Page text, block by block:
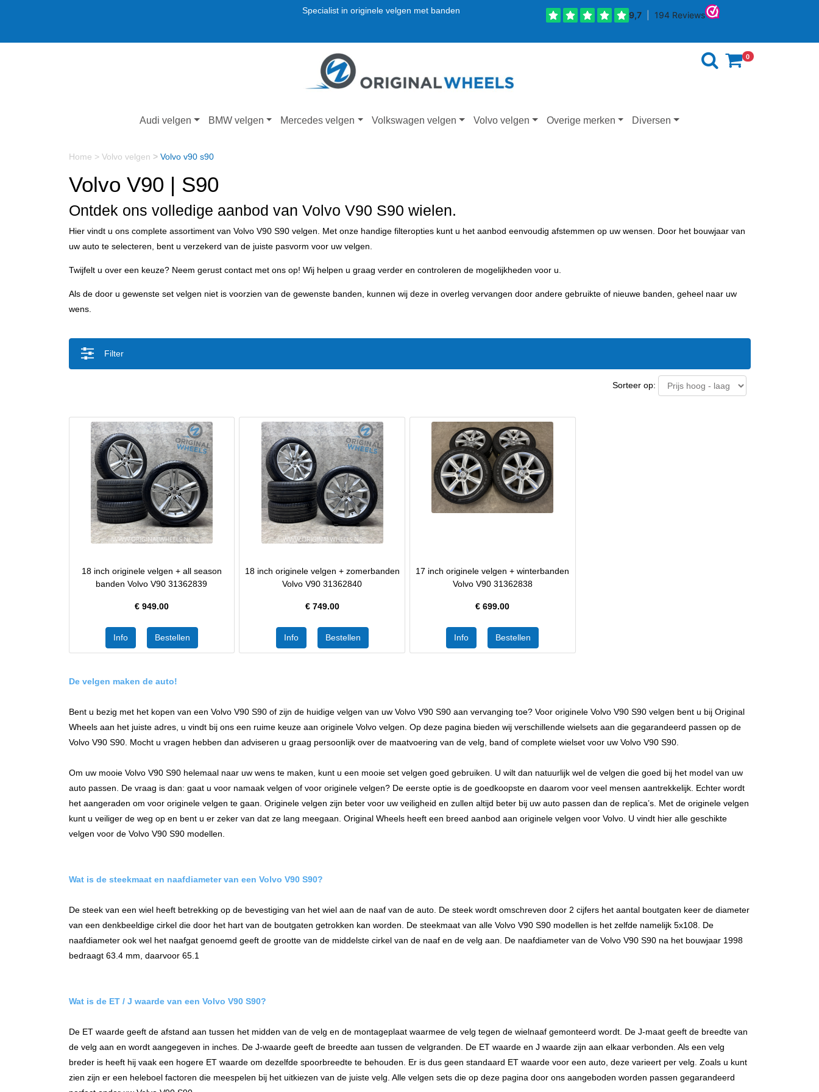
Specialist in originele velgen met banden
0
Audi velgen BMW velgen Mercedes velgen Volkswagen velgen Volvo velgen Overige merken Diversen
Home > Volvo velgen > Volvo v90 s90
Volvo V90 | S90
Ontdek ons volledige aanbod van Volvo V90 S90 wielen.
Hier vindt u ons complete assortiment van Volvo V90 S90 velgen. Met onze handige filteropties kunt u het aanbod eenvoudig afstemmen op uw wensen. Door het bouwjaar van
uw auto te selecteren, bent u verzekerd van de juiste pasvorm voor uw velgen.
Twijfelt u over een keuze? Neem gerust contact met ons op! Wij helpen u graag verder en controleren de mogelijkheden voor u.
Als de door u gewenste set velgen niet is voorzien van de gewenste banden, kunnen wij deze in overleg vervangen door andere gebruikte of nieuwe banden, geheel naar uw
wens.
Filter
Sorteer op:
18 inch originele velgen + all season
banden Volvo V90 31362839
€ 949.00
18 inch originele velgen + zomerbanden
Volvo V90 31362840
€ 749.00
17 inch originele velgen + winterbanden
Volvo V90 31362838
€699.00
De velgen maken de auto!
Bent u bezig met het kopen van een Volvo V90 S90 of zijn de huidige velgen van uw Volvo V90 S90 aan vervanging toe? Voor originele Volvo V90 S90 velgen bent u bij Original
Wheels aan het juiste adres, u vindt bij ons een ruime keuze aan originele Volvo velgen. Op deze pagina bieden wij verschillende wielsets aan die gegarandeerd passen op de
Volvo V90 S90. Mocht u vragen hebben dan adviseren u graag persoonlijk over de maatvoering van de velg, band of complete wielset voor uw Volvo V90 S90.
Om uw mooie Volvo V90 S90 helemaal naar uw wens te maken, kunt u een mooie set velgen goed gebruiken. U wilt dan natuurlijk wel de velgen die goed bij het model van uw
auto passen. De vraag is dan: gaat u voor namaak velgen of voor originele velgen? De eerste optie is de goedkoopste en daarom voor veel mensen aantrekkelijk. Echter wordt
het aangeraden om voor originele velgen te gaan. Originele velgen zijn beter voor uw veiligheid en zullen altijd beter bij uw auto passen dan de replica’s. Met de originele velgen
kunt u veiliger de weg op en bent u er zeker van dat ze lang meegaan. Original Wheels heeft een breed aanbod aan originele velgen voor Volvo. U vindt hier alle geschikte
velgen voor de Volvo V90 S90 modellen.
Wat is de steekmaat en naafdiametervan een Volvo V90 S90?
De steek van een wiel heeft betrekking op de bevestiging van het wiel aan de naaf van de auto. De steek wordt omschreven door 2 cijfers het aantal boutgaten keer de diameter
van een denkbeeldige cirkel die door het hart van de boutgaten getrokken kan worden. De steekmaat van alle Volvo V90 S90 modellen is het zelfde namelijk 5x108. De
naafdiameter ook wel het naafgat genoemd geeft de grootte van de middelste cirkel van de naaf en de velg aan. De naafdiameter van de Volvo V90 S90 na het bouwjaar 1998
bedraagt 63.4 mm, daarvoor 65.1
Wat is de ET / J waarde van een Volvo V90 S90?
De ET waarde geeft de afstand aan tussen het midden van de velg en de montageplaat waarmee de velg tegen de wielnaaf gemonteerd wordt. De J-maat geeft de breedte van
de velg aan en wordt aangegeven in inches. De J-waarde geeft de breedte aan tussen de velgranden. De ET waarde en J waarde zijn aan elkaar verbonden. Als een velg
breder is heeft hij vaak een hogere ET waarde om dezelfde spoorbreedte te behouden. Er is dus geen standaard ET waarde voor een auto, deze varieert per velg. Zoals u kunt
zien zijn er een heleboel factoren die meespelen bij het uitkiezen van de juiste velg. Alle velgen sets die op deze pagina door ons aangeboden worden passen gegarandeerd